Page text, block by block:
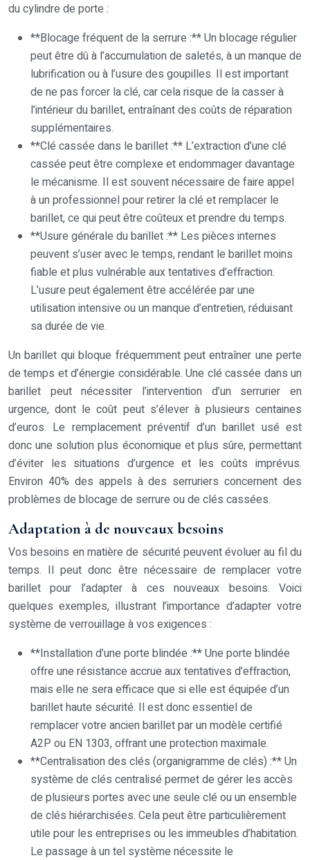
du cylindre de porte :
**Blocage fréquent de la serrure :** Un blocage régulier
peut être dû à l’accumulation de saletés, à un manque de
lubrification ou à l’usure des goupilles. Il est important
de ne pas forcer la clé, car cela risque de la casser à
l’intérieur du barillet, entraînant des coûts de réparation
supplémentaires.
**Clé cassée dans le barillet :** L’extraction d’une clé
cassée peut être complexe et endommager davantage
le mécanisme. Il est souvent nécessaire de faire appel
à un professionnel pour retirer la clé et remplacer le
barillet, ce qui peut être coûteux et prendre du temps.
**Usure générale du barillet :** Les pièces internes
peuvent s’user avec le temps, rendant le barillet moins
fiable et plus vulnérable aux tentatives d’effraction.
L’usure peut également être accélérée par une
utilisation intensive ou un manque d’entretien, réduisant
sa durée de vie.
Un barillet qui bloque fréquemment peut entraîner une perte
de temps et d’énergie considérable. Une clé cassée dans un
barillet peut nécessiter l’intervention d’un serrurier en
urgence, dont le coût peut s’élever à plusieurs centaines
d’euros. Le remplacement préventif d’un barillet usé est
donc une solution plus économique et plus sûre, permettant
d’éviter les situations d’urgence et les coûts imprévus.
Environ 40% des appels à des serruriers concernent des
problèmes de blocage de serrure ou de clés cassées.
Adaptation à de nouveaux besoins
Vos besoins en matière de sécurité peuvent évoluer au fil du
temps. Il peut donc être nécessaire de remplacer votre
barillet pour l’adapter à ces nouveaux besoins. Voici
quelques exemples, illustrant l’importance d’adapter votre
système de verrouillage à vos exigences :
**Installation d’une porte blindée :** Une porte blindée
offre une résistance accrue aux tentatives d’effraction,
mais elle ne sera efficace que si elle est équipée d’un
barillet haute sécurité. Il est donc essentiel de
remplacer votre ancien barillet par un modèle certifié
A2P ou EN 1303, offrant une protection maximale.
**Centralisation des clés (organigramme de clés) :** Un
système de clés centralisé permet de gérer les accès
de plusieurs portes avec une seule clé ou un ensemble
de clés hiérarchisées. Cela peut être particulièrement
utile pour les entreprises ou les immeubles d’habitation.
Le passage à un tel système nécessite le